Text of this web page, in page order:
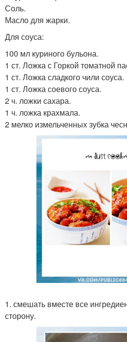
Соль.
Масло для жарки.
Для соуса:
100 мл куриного бульона.
1 ст. Ложка с Горкой томатной
1 ст. Ложка сладкого чили соуса.
1 ст. Ложка соевого соуса.
2 ч. ложки сахара.
1 ч. ложка крахмала.
2 мелко измельченных зубка
1. смешать вместе все
сторону.